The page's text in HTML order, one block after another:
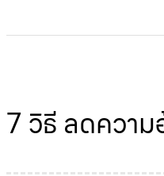
7 วิธี ลดควา